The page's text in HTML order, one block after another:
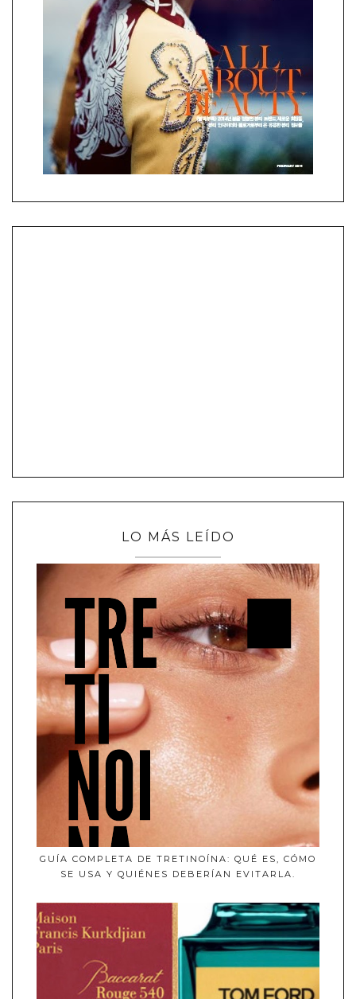
LO MÁS LEÍDO
GUÍA COMPLETA DE TRETINOÍNA: QUÉ ES, CÓMO
SE USA Y QUIÉNES DEBERÍAN EVITARLA.